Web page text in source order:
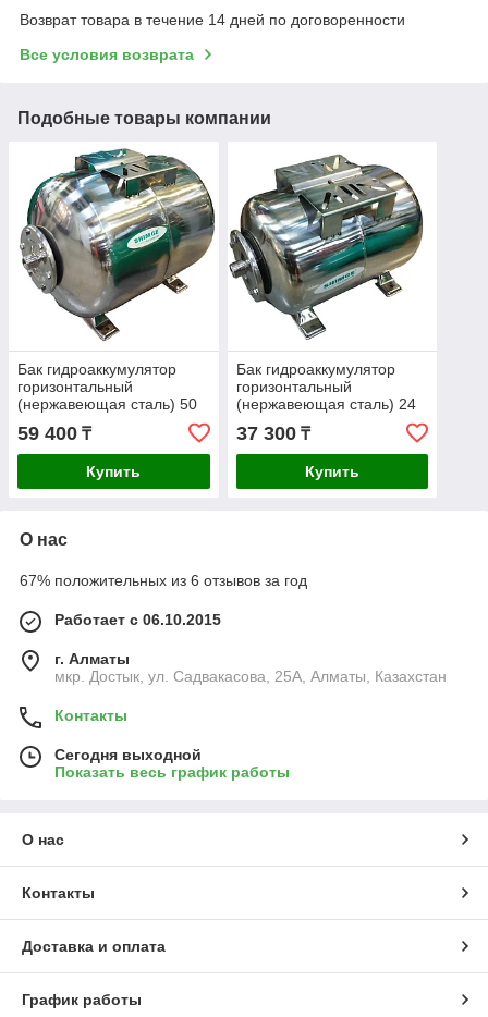
Возврат товара в течение 14 дней по договоренности
Все условия возврата
Подобные товары компании
Бак гидроаккумулятор
горизонтальный
(нержавеющая сталь) 50
л. SHIMGE
59 400 ₸
Купить
Бак гидроаккумулятор
горизонтальный
(нержавеющая сталь) 24
л. SHIMGE
37 300₸
Купить
О нас
67% положительных из 6 отзывов за год
Работает с 06.10.2015
г. Алматы
мкр. Достык, ул. Садвакасова, 25А, Алматы, Казахстан
Контакты
Сегодня выходной
Показать весь график работы
О нас
Контакты
Доставка и оплата
График работы